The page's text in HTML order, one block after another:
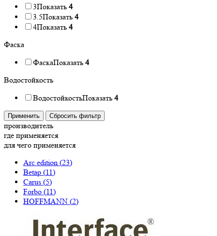
3Показать 4
3.5Показать 4
4Показать 4
Фаска
ФаскаПоказать 4
Водостойкость
ВодостойкостьПоказать 4
Применить Сбросить фильтр
производитель
где применяется
для чего применяется
Arc edition (23)
Betap (11)
Carus (5)
Forbo (11)
HOFFMANN (2)